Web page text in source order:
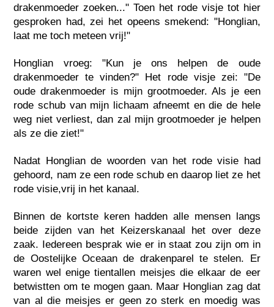
drakenmoeder zoeken..." Toen het rode visje tot hier
gesproken had, zei het opeens smekend: "Honglian,
laat me toch meteen vrij!"
Honglian vroeg: "Kun je ons helpen de oude
drakenmoeder te vinden?" Het rode visje zei: "De
oude drakenmoeder is mijn grootmoeder. Als je een
rode schub van mijn lichaam afneemt en die de hele
weg niet verliest, dan zal mijn grootmoeder je helpen
als ze die ziet!"
Nadat Honglian de woorden van het rode visie had
gehoord, nam ze een rode schub en daarop liet ze het
rode visie,vrij in het kanaal.
Binnen de kortste keren hadden alle mensen langs
beide zijden van het Keizerskanaal het over deze
zaak. Iedereen besprak wie er in staat zou zijn om in
de Oostelijke Oceaan de drakenparel te stelen. Er
waren wel enige tientallen meisjes die elkaar de eer
betwistten om te mogen gaan. Maar Honglian zag dat
van al die meisjes er geen zo sterk en moedig was